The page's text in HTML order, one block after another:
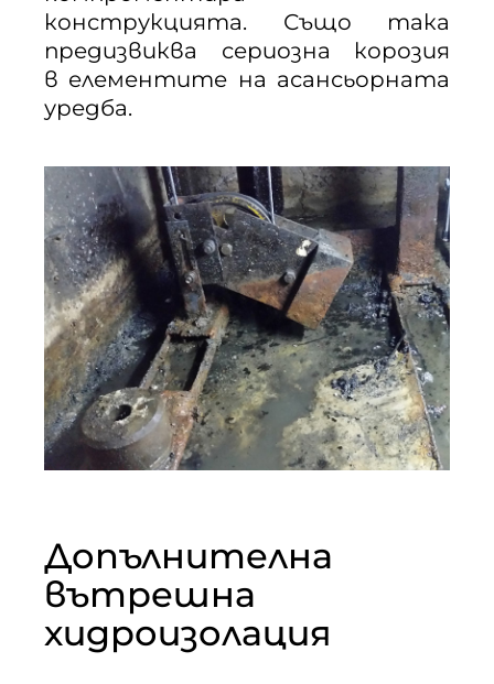
конструкцията. Също така
предизвиква сериозна корозия
в елементите на асансьорната
уредба.
Допълнителна
вътрешна
хидроизолация